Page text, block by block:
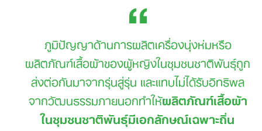
ภูมิปัญญาด้านการผลิตเครื่องนุ่งห่มหรือ
ผลิตภัณฑ์เสื้อผ้าของผู้หญิงในชุมชนชาติพันธุ์ถูก
ส่งต่อกันมาจากรุ่นสู่รุ่น และแทบไม่ได้รับอิทธิพล
จากวัฒนธรรมภายนอกทำให้ผลิตภัณฑ์เสื้อผ้า
ในชุมชนชาติพันธุ์มีเอกลักษณ์เฉพาะถิ่น